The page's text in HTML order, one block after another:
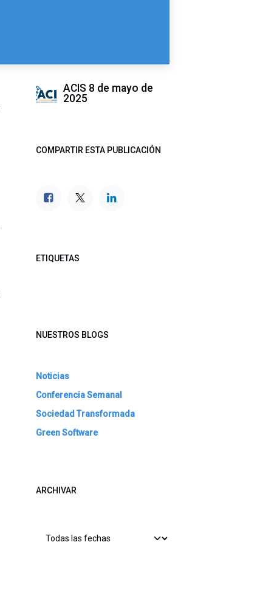
ACIS 8 de mayo de
2025
COMPARTIR ESTA PUBLICACIÓN
ETIQUETAS
NUESTROS BLOGS
Noticias
Conferencia Semanal
Sociedad Transformada
Green Software
ARCHIVAR